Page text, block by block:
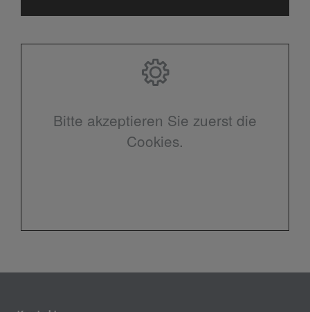
Bitte akzeptieren Sie zuerst die
Cookies.